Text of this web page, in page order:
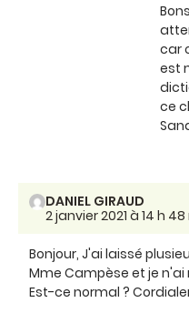
car
est
ce
DANIEL GIRAUD
2 janvier 2021 à 14 h
Bonjour, J'ai laissé
Mme Campèse et je
Est-ce normal ?